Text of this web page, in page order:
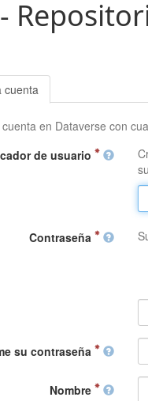
cuenta
en Dataverse con
de usuario
Contraseña
su contraseña
Nombre